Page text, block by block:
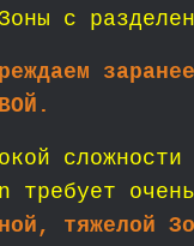
с
требует
тяжелой